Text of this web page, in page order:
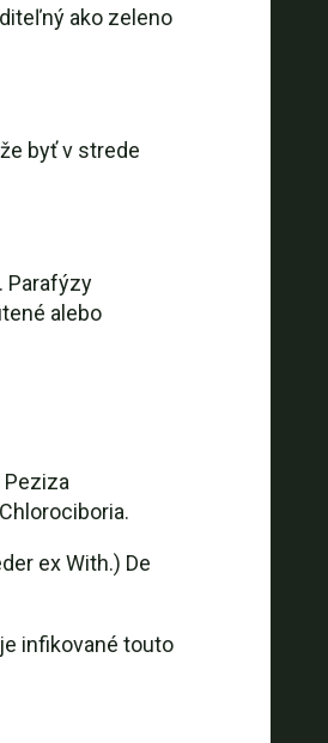
ako zeleno
byť v strede
Parafýzy
alebo
ex With.) De
infikované touto